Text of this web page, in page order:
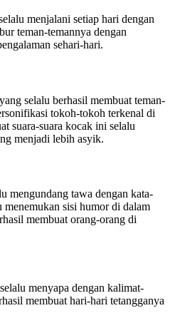
menjalani setiap hari dengan
teman-temannya dengan
sehari-hari.
selalu berhasil membuat teman-
tokoh-tokoh terkenal di
suara-suara kocak ini selalu
menjadi lebih asyik.
mengundang tawa dengan kata-
sisi humor di dalam
membuat orang-orang di
menyapa dengan kalimat-
membuat hari-hari tetangganya